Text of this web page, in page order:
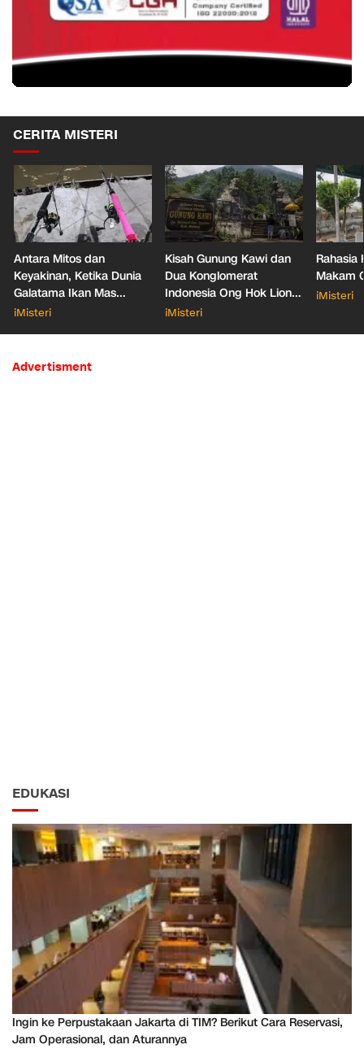
CERITA MISTERI
Antara Mitos dan
Keyakinan, Ketika Dunia
Galatama Ikan Mas
Bersentuhan dengan Hal
iMisteri
Kisah Gunung Kawi dan
Dua Konglomerat
Indonesia Ong Hok Liong
hingga Liem Sioe Liong
iMisteri
Rahasia
Makam
iMisteri
Advertisment
EDUKASI
Ingin ke Perpustakaan Jakarta di TIM? Berikut Cara Reservasi,
Jam Operasional, dan Aturannya